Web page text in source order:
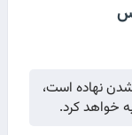
شدن نهاده است،
خواهد کرد.